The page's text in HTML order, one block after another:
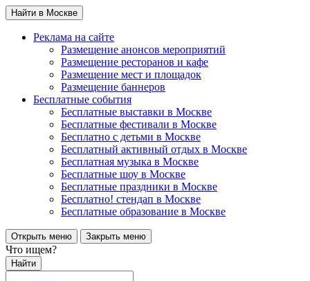
Найти в Москве
Реклама на сайте
Размещение анонсов мероприятий
Размещение ресторанов и кафе
Размещение мест и площадок
Размещение баннеров
Бесплатные события
Бесплатные выставки в Москве
Бесплатные фестивали в Москве
Бесплатно с детьми в Москве
Бесплатный активный отдых в Москве
Бесплатная музыка в Москве
Бесплатные шоу в Москве
Бесплатные праздники в Москве
Бесплатно! стендап в Москве
Бесплатные образование в Москве
Открыть меню Закрыть меню
Что ищем?
Найти